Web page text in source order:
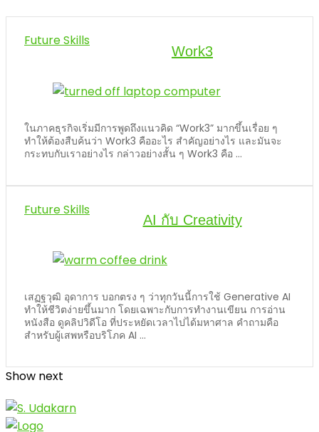
Future Skills
Work3
ในภาคธุรกิจเริ่มมีการพูดถึงแนวคิด “Work3” มากขึ้นเรื่อย ๆ
ทำให้ต้องสืบค้นว่า Work3 คืออะไร สำคัญอย่างไร และมันจะ
กระทบกับเราอย่างไร กล่าวอย่างสั้น ๆ Work3 คือ ...
Future Skills
AI กับ Creativity
เสฏฐวุฒิ อุดาการ บอกตรง ๆ ว่าทุกวันนี้การใช้ Generative AI
ทำให้ชีวิตง่ายขึ้นมาก โดยเฉพาะกับการทำงานเขียน การอ่าน
หนังสือ ดูคลิปวิดีโอ ที่ประหยัดเวลาไปได้มหาศาล คำถามคือ
สำหรับผู้เสพหรือบริโภค AI ...
Show next